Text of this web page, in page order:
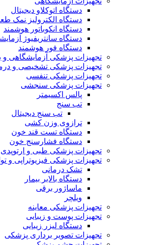
دستگاه اتوکلاو دیجیتال
دستگاه الکترولیز نمک
دستگاه انکوباتور هوشمند
دستگاه سانتریفیوژ
دستگاه فور هوشمند
تجهیزات پزشکی آزمایشگاهی و
تجهیزات پزشکی تشخیصی و
تجهیزات پزشکی تنفسی
تجهیزات پزشکی سنجشی
پالس اکسیمتر
تب سنج
تب سنج دیجیتال
ترازوی وزن کشی
دستگاه تست قند خون
دستگاه فشارسنج خون
تجهیزات پزشکی طبی و ارتوپدی
تجهیزات پزشکی فیزیوتراپی و
تشک درمانی
دستگاه بالابر بیمار
ماساژور برقی
ویلچر
تجهیزات پزشکی معاینه
تجهیزات پوست و زیبایی
دستگاه لیزر زیبایی
تجهیزات تصویر برداری پزشکی